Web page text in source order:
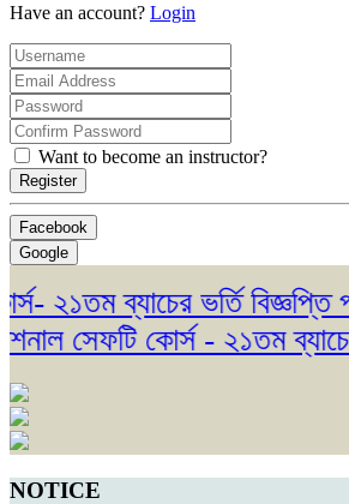
Have an account? Login
Want to become an instructor?
Register
Facebook
Google
২১তম ব্যাচের ভর্তি বিজ্ঞপ্তি
সেফটি কোর্স - ২১তম
NOTICE